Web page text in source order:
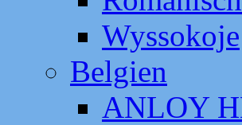
Wyssokoje
Belgien
ANLOY